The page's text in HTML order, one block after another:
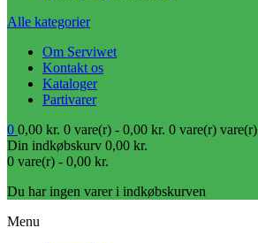
Alle kategorier
Om Serviwet
Kontakt os
Kataloger
Partivarer
0 0,00 kr. 0 vare(r) - 0,00 kr. 0 vare(r) vare(r)
Din indkøbskurv 0,00 kr.
0 vare(r) - 0,00 kr.
Du har ingen varer i indkøbskurven
Menu